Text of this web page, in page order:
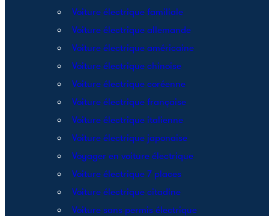
Voiture électrique familiale
Voiture électrique allemande
Voiture électrique américaine
Voiture électrique chinoise
Voiture électrique coréenne
Voiture électrique française
Voiture électrique italienne
Voiture électrique japonaise
Voyager en voiture électrique
Voiture électrique 7 places
Voiture électrique citadine
Voiture sans permis électrique